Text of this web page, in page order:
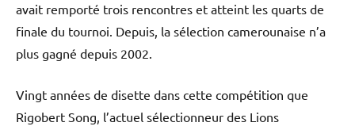
avait remporté trois rencontres et atteint les quarts de
finale du tournoi. Depuis, la sélection camerounaise n’a
plus gagné depuis 2002.
Vingt années de disette dans cette compétition que
Rigobert Song, l’actuel sélectionneur des Lions